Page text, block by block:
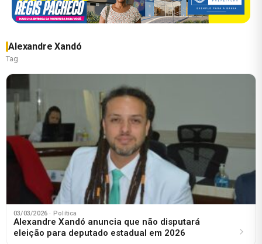
Alexandre Xandó
Tag
03/03/2026 · Política
Alexandre Xandó anuncia que não disputará
eleição para deputado estadual em 2026